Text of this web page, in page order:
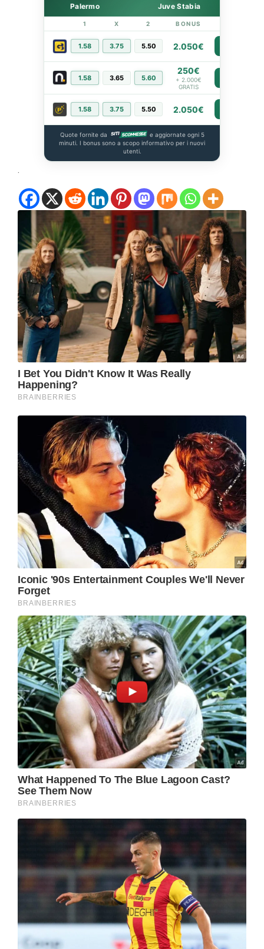
Palermo Juve Stabia
1 X 2 BONUS
1.58 3.75 5.50 2.050€
1.58 3.65 5.60
250€
+ 2.000€
GRATIS
1.58 3.75 5.50 2.050€
Quote fornite da
e aggiornate ogni 5
minuti. I bonus sono a scopo informativo per i nuovi
utenti.
.